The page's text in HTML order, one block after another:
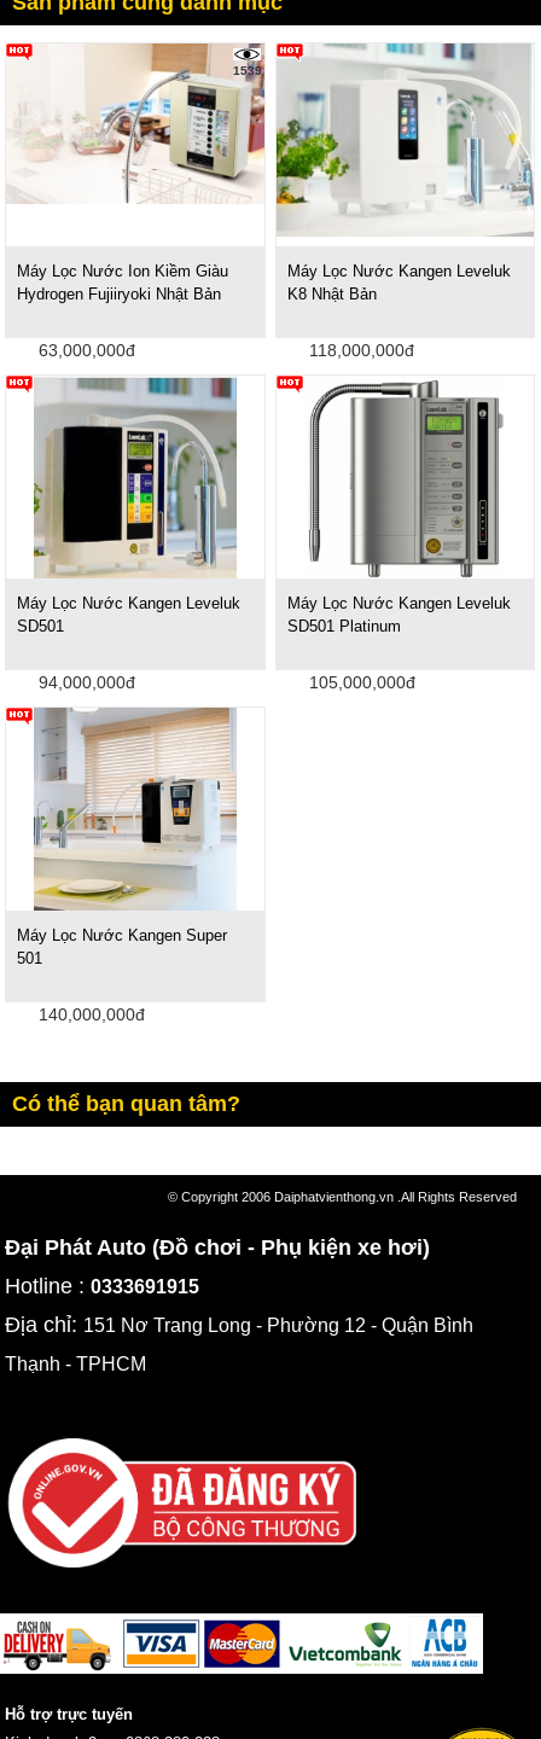
1539
Máy Lọc Nước Ion Kiềm Giàu
Hydrogen Fujiiryoki Nhật Bản
63,000,000đ
Máy Lọc Nước Kangen Leveluk
K8 Nhật Bản
118,000,000đ
Máy Lọc Nước Kangen Leveluk
SD501
94,000,000đ
Máy Lọc Nước Kangen Leveluk
SD501 Platinum
105,000,000đ
Máy Lọc Nước Kangen Super
501
140,000,000đ
Có thể bạn quan tâm?
© Copyright 2006 Daiphatvienthong.vn .All Rights Reserved
Đại Phát Auto (Đồ chơi - Phụ kiện xe hơi)
Hotline :0333691915
Địa chỉ: 151 Nơ Trang Long - Phường 12 - Quận Bình
Thạnh - TPHCM
Hỗ trợ trực tuyến